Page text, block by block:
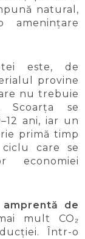
natural,
amenințare
este, de
provine
nu trebuie
se
ani, iar un
primă timp
care se
economiei
amprentă de
mult CO₂
Într-o